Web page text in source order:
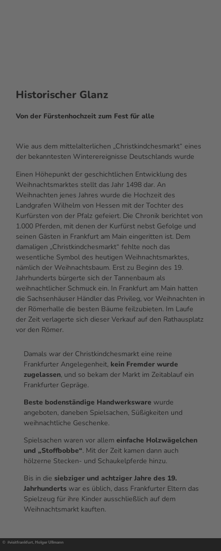
Historischer Glanz
Von der Fürstenhochzeit zum Fest für alle
Wie aus dem mittelalterlichen „Christkindchesmarkt“ eines
der bekanntesten Winterereignisse Deutschlands wurde
Einen Höhepunkt der geschichtlichen Entwicklung des
Weihnachtsmarktes stellt das Jahr 1498 dar. An
Weihnachten jenes Jahres wurde die Hochzeit des
Landgrafen Wilhelm von Hessen mit der Tochter des
Kurfürsten von der Pfalz gefeiert. Die Chronik berichtet von
1.000 Pferden, mit denen der Kurfürst nebst Gefolge und
seinen Gästen in Frankfurt am Main eingeritten ist. Dem
damaligen „Christkindchesmarkt“ fehlte noch das
wesentliche Symbol des heutigen Weihnachtsmarktes,
nämlich der Weihnachtsbaum. Erst zu Beginn des 19.
Jahrhunderts bürgerte sich der Tannenbaum als
weihnachtlicher Schmuck ein. In Frankfurt am Main hatten
die Sachsenhäuser Händler das Privileg, vor Weihnachten in
der Römerhalle die besten Bäume feilzubieten. Im Laufe
der Zeit verlagerte sich dieser Verkauf auf den Rathausplatz
vor den Römer.
Damals war der Christkindchesmarkt eine reine
Frankfurter Angelegenheit, kein Fremder wurde
zugelassen, und so bekam der Markt im Zeitablauf ein
Frankfurter Gepräge.
Beste bodenständige Handwerksware wurde
angeboten, daneben Spielsachen, Süßigkeiten und
weihnachtliche Geschenke.
Spielsachen waren vor allem einfache Holzwägelchen
und „Stoffbobbe“. Mit der Zeit kamen dann auch
hölzerne Stecken- und Schaukelpferde hinzu.
Bis in die siebziger und achtziger Jahre des 19.
Jahrhunderts war es üblich, dass Frankfurter Eltern das
Spielzeug für ihre Kinder ausschließlich auf dem
Weihnachtsmarkt kauften.
© #visitfrankfurt, Holger Ullmann